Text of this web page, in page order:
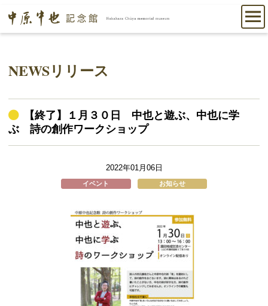
NEWSリリース
【終了】１月３０日 中也と遊ぶ、中也に学
ぶ 詩の創作ワークショップ
2022年01月06日
イベント お知らせ